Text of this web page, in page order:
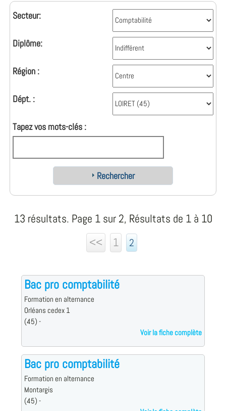
Secteur:
Diplôme:
Région :
Dépt. :
Tapez vos mots-clés :
Rechercher
13 résultats. Page 1 sur 2, Résultats de 1 à 10
<<
1 2
Bac pro comptabilité
Formation en alternance
Orléans cedex 1
(45) -
Voir la fiche complète
Bac pro comptabilité
Formation en alternance
Montargis
(45) -